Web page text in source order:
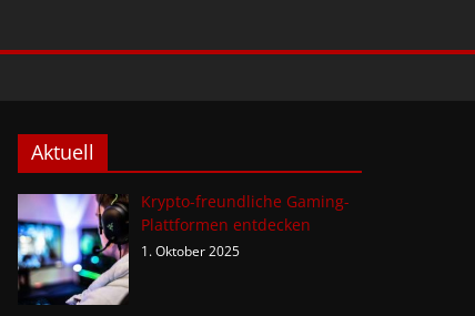
Aktuell
Krypto-freundliche Gaming-
Plattformen entdecken
1. Oktober 2025